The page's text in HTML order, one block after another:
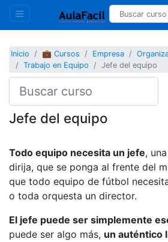
Inicio 💼 Cursos Empresa
Trabajo en Equipo
Jefe del equipo
Jefe del equipo
Todo equipo necesita un jefe,
dirija, que se ponga al frente del
que todo equipo de fútbol
o toda orquesta un director.
El jefe puede ser simplemente
puede ser algo más, un auténtico